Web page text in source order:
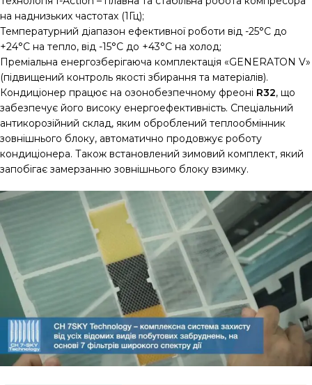
на наднизьких частотах (1Гц);
Температурний діапазон ефективної роботи від -25°C до
+24°C на тепло, від -15°C до +43°C на холод;
Преміальна енергозберігаюча комплектація «GENERATON V»
(підвищений контроль якості збирання та матеріалів).
Кондиціонер працює на озонобезпечному фреоні R32, що
забезпечує його високу енергоефективність. Спеціальний
антикорозійний склад, яким оброблений теплообмінник
зовнішнього блоку, автоматично продовжує роботу
кондиціонера. Також встановлений зимовий комплект, який
запобігає замерзанню зовнішнього блоку взимку.